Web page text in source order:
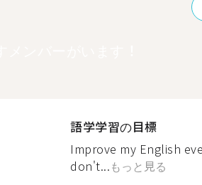
語学学習の目標
Improve my English
don't...もっと見る